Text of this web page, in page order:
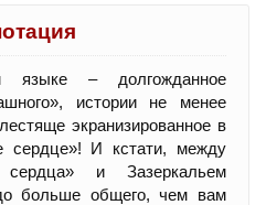
языке – долгожданное
истории не менее
экранизированное в
сердце»! И кстати, между
сердца» и Зазеркальем
больше общего, чем вам